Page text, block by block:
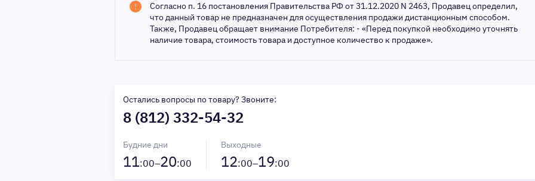
Согласно п. 16 постановления Правительства РФ от 31.12.2020 N 2463, Продавец определил,
что данный товар не предназначен для осуществления продажи дистанционным способом.
Также, Продавец обращает внимание Потребителя: - «Перед покупкой необходимо уточнять
наличие товара, стоимость товара и доступное количество к продаже».
Остались вопросы по товару? Звоните:
8 (812) 332-54-32
Будние дни
11:00–20:00
Выходные
12:00–19:00